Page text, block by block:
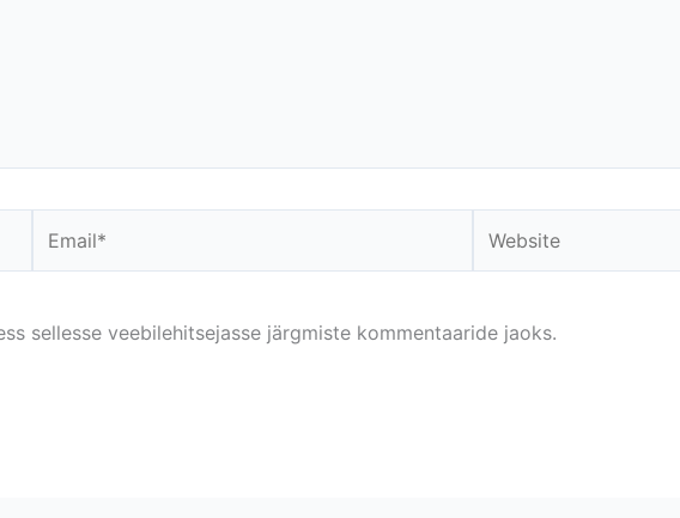
sellesse veebilehitsejasse järgmiste kommentaaride jaoks.